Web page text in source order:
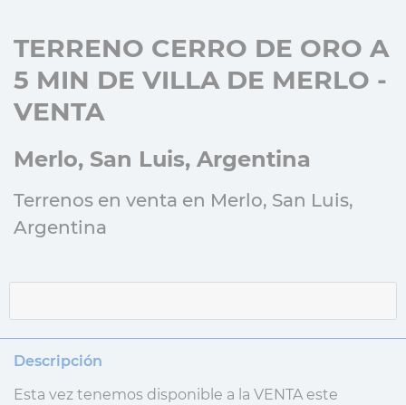
TERRENO CERRO DE ORO A
5 MIN DE VILLA DE MERLO -
VENTA
Merlo, San Luis, Argentina
Terrenos en venta en Merlo, San Luis,
Argentina
Descripción
Esta vez tenemos disponible a la VENTA este